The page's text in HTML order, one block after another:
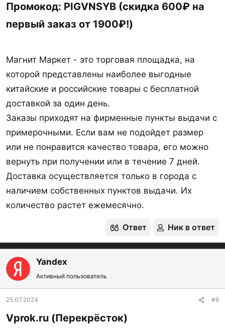
Промокод: PIGVNSYB (скидка 600₽ на
первый заказ от 1900₽!)​
Магнит Маркет - это торговая площадка, на
которой представлены наиболее выгодные
китайские и российские товары с бесплатной
доставкой за один день.
Заказы приходят на фирменные пункты выдачи с
примерочными. Если вам не подойдет размер
или не понравится качество товара, его можно
вернуть при получении или в течение 7 дней.
Доставка осуществляется только в города с
наличием собственных пунктов выдачи. Их
количество растет ежемесячно.
Ответ Ник в ответ
Yandex
Активный пользователь
25.07.2024 #6
Vprok.ru (Перекрёсток)​